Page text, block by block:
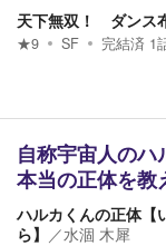
天下無双！ ダンス
★9 SF 完結済 1
自称宇宙人のハ
本当の正体を教
ハルカくんの正体【
ら】 ／水涸 木犀